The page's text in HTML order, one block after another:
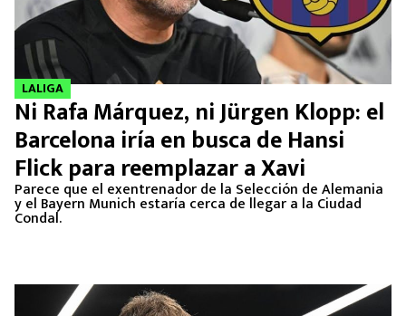
LALIGA
Ni Rafa Márquez, ni Jürgen Klopp: el
Barcelona iría en busca de Hansi
Flick para reemplazar a Xavi
Parece que el exentrenador de la Selección de Alemania
y el Bayern Munich estaría cerca de llegar a la Ciudad
Condal.